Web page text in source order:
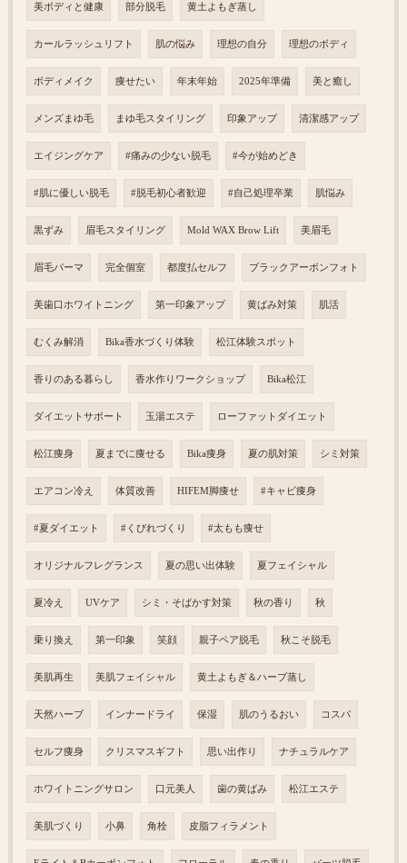
美ボディと健康 部分脱毛 黄土よもぎ蒸し
カールラッシュリフト 肌の悩み 理想の自分 理想のボディ
ボディメイク 痩せたい 年末年始 2025年準備 美と癒し
メンズまゆ毛 まゆ毛スタイリング 印象アップ 清潔感アップ
エイジングケア #痛みの少ない脱毛 #今が始めどき
#肌に優しい脱毛 #脱毛初心者歓迎 #自己処理卒業 肌悩み
黒ずみ 眉毛スタイリング Mold WAX Brow Lift 美眉毛
眉毛パーマ 完全個室 都度払セルフ ブラックアーボンフォト
美歯口ホワイトニング 第一印象アップ 黄ばみ対策 肌活
むくみ解消 Bika香水づくり体験 松江体験スポット
香りのある暮らし 香水作りワークショップ Bika松江
ダイエットサポート 玉湯エステ ローファットダイエット
松江痩身 夏までに痩せる Bika痩身 夏の肌対策 シミ対策
エアコン冷え 体質改善 HIFEM脚痩せ #キャビ痩身
#夏ダイエット #くびれづくり #太もも痩せ
オリジナルフレグランス 夏の思い出体験 夏フェイシャル
夏冷え UVケア シミ・そばかす対策 秋の香り 秋
乗り換え 第一印象 笑顔 親子ペア脱毛 秋こそ脱毛
美肌再生 美肌フェイシャル 黄土よもぎ＆ハーブ蒸し
天然ハーブ インナードライ 保湿 肌のうるおい コスパ
セルフ痩身 クリスマスギフト 思い出作り ナチュラルケア
ホワイトニングサロン 口元美人 歯の黄ばみ 松江エステ
美肌づくり 小鼻 角栓 皮脂フィラメント